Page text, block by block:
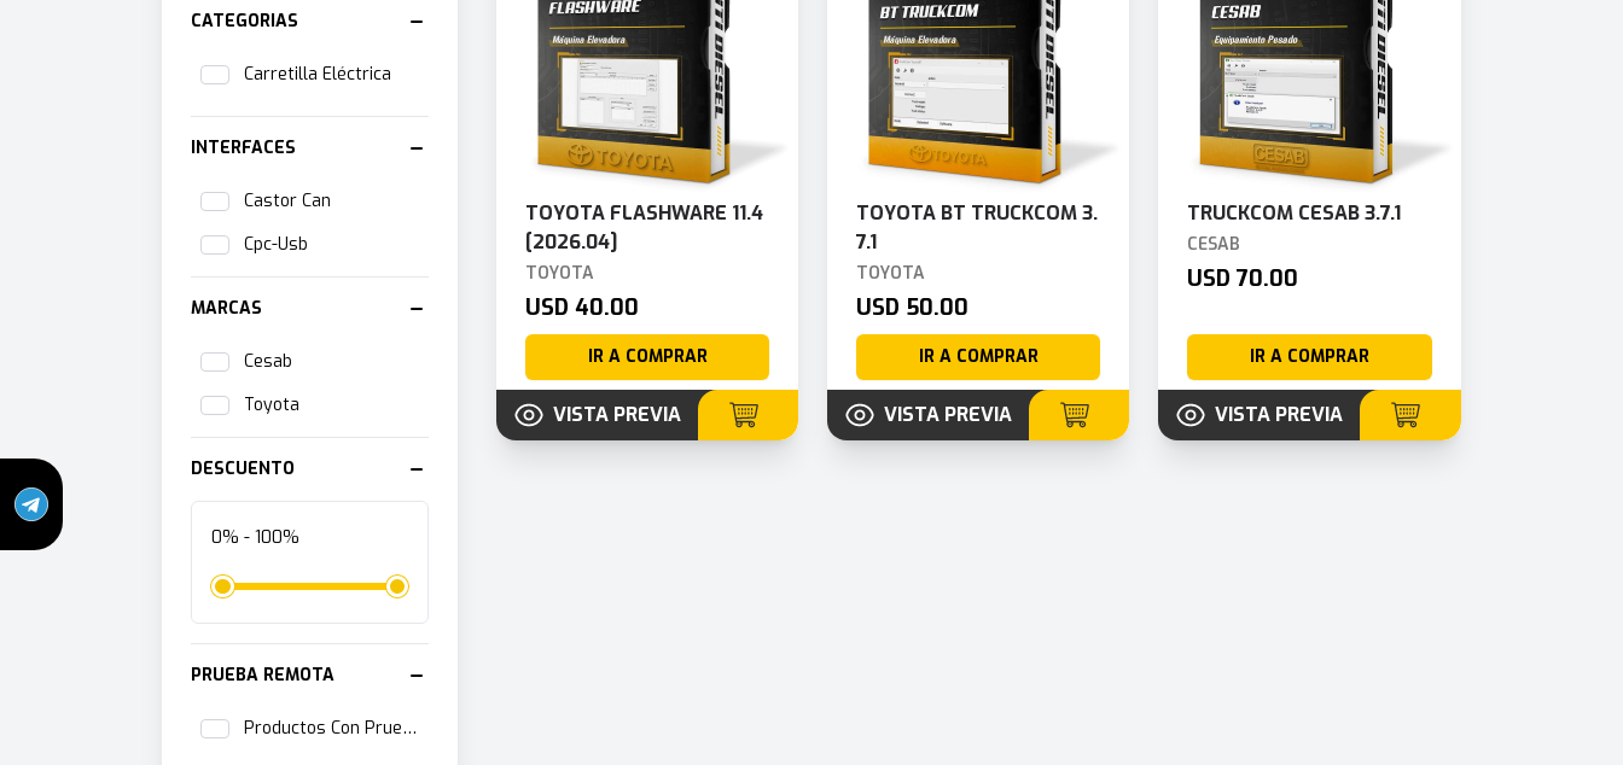
CATEGORIAS
Carretilla Eléctrica
INTERFACES
Castor Can
Cpc-Usb
MARCAS
Cesab
Toyota
DESCUENTO
0% - 100%
PRUEBA REMOTA
Productos Con Prueba Remota
TOYOTA FLASHWARE 11.4
[2026.04]
TOYOTA
USD 40.00
IR A COMPRAR
VISTA PREVIA
TOYOTA BT TRUCKCOM 3.
7.1
TOYOTA
USD 50.00
IR A COMPRAR
VISTA PREVIA
TRUCKCOM CESAB 3.7.1
CESAB
USD 70.00
IR A COMPRAR
VISTA PREVIA